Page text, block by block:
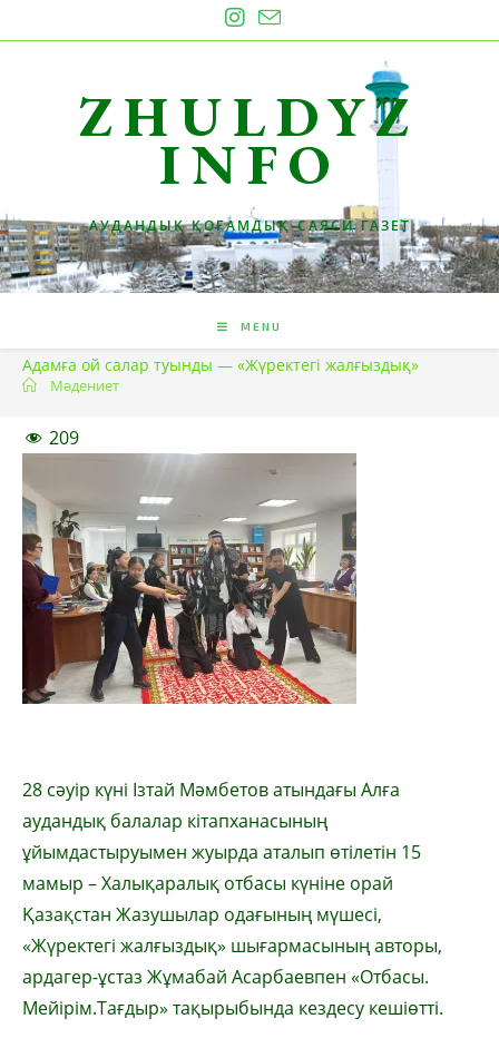
to
ZHULDYZ
INFO
АУДАНДЫҚ ҚОҒАМДЫҚ-САЯСИ ГАЗЕТ
MENU
Адамға ой салар туынды — «Жүректегі жалғыздық»
Мәдениет
209
28 сәуір күні Ізтай Мәмбетов атындағы Алға
аудандық балалар кітапханасының
ұйымдастыруымен жуырда аталып өтілетін 15
мамыр – Халықаралық отбасы күніне орай
Қазақстан Жазушылар одағының мүшесі,
«Жүректегі жалғыздық» шығармасының авторы,
ардагер-ұстаз Жұмабай Асарбаевпен «Отбасы.
Мейірім.Тағдыр» тақырыбында кездесу кешіөтті.